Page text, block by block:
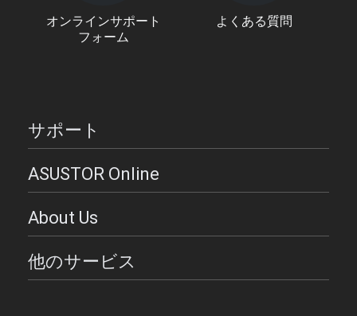
オンラインサポート
フォーム
よくある質問
サポート
ASUSTOR Online
About Us
他のサービス